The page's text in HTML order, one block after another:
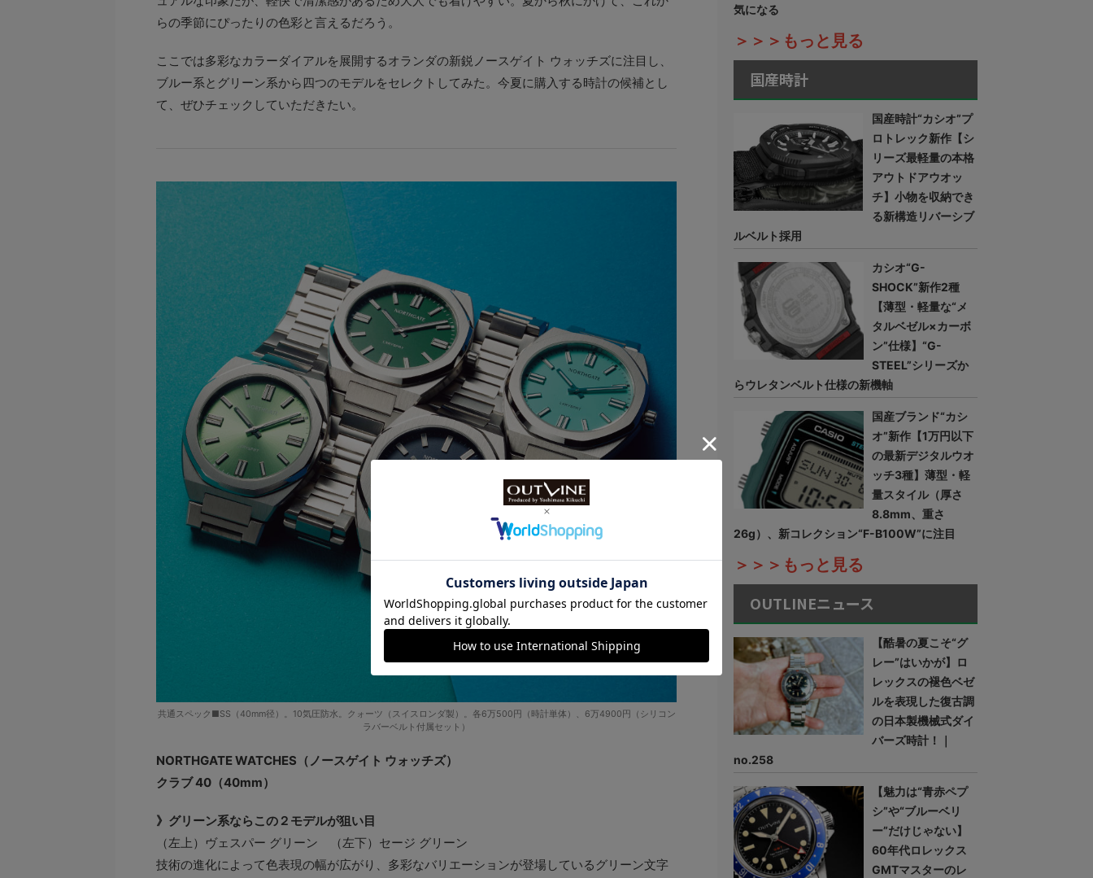
らの季節にぴったりの色彩と言えるだろう。
ここでは多彩なカラーダイアルを展開するオランダの新鋭ノースゲイト ウォッチズに注目し、
ブルー系とグリーン系から四つのモデルをセレクトしてみた。今夏に購入する時計の候補とし
て、ぜひチェックしていただきたい。
共通スペック■SS（40mm径）。10気圧防水。クォーツ（スイスロンダ製）。各6万500円（時計単体）、6万4900円（シリコン
ラバーベルト付属セット）
NORTHGATE WATCHES（ノースゲイト ウォッチズ）
クラブ 40（40mm）
》グリーン系ならこの２モデルが狙い目
（左上）ヴェスパー グリーン （左下）セージ グリーン
技術の進化によって色表現の幅が広がり、多彩なバリエーションが登場しているグリーン文字
気になる
＞＞＞もっと見る
国産時計
国産時計“カシオ”プ
ロトレック新作【シ
リーズ最軽量の本格
アウトドアウオッ
チ】小物を収納でき
る新構造リバーシブ
ルベルト採用
カシオ“G-
SHOCK”新作2種
【薄型・軽量な“メ
タルベゼル×カーボ
ン”仕様】“G-
STEEL”シリーズか
らウレタンベルト仕様の新機軸
国産ブランド“カシ
オ”新作【1万円以下
の最新デジタルウオ
ッチ3種】薄型・軽
量スタイル（厚さ
8.8mm、重さ
26g）、新コレクション“F-B100W”に注目
＞＞＞もっと見る
OUTLINEニュース
【酷暑の夏こそ“グ
レー”はいかが】ロ
レックスの褪色ベゼ
ルを表現した復古調
の日本製機械式ダイ
バーズ時計！｜
no.258
【魅力は“青赤ペプ
シ”や“ブルーベリ
ー”だけじゃない】
60年代ロレックス
GMTマスターのレ